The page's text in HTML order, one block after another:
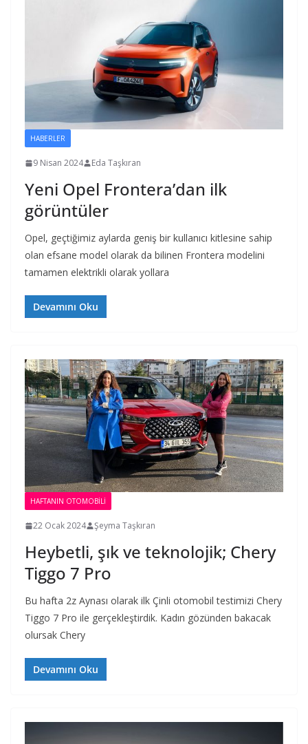
HABERLER
9 Nisan 2024 Eda Taşkıran
Yeni Opel Frontera’dan ilk
görüntüler
Opel, geçtiğimiz aylarda geniş bir kullanıcı kitlesine sahip
olan efsane model olarak da bilinen Frontera modelini
tamamen elektrikli olarak yollara
Devamını Oku
HAFTANIN OTOMOBILI
22 Ocak 2024 Şeyma Taşkıran
Heybetli, şık ve teknolojik; Chery
Tiggo 7 Pro
Bu hafta 2z Aynası olarak ilk Çinli otomobil testimizi Chery
Tiggo 7 Pro ile gerçekleştirdik. Kadın gözünden bakacak
olursak Chery
Devamını Oku